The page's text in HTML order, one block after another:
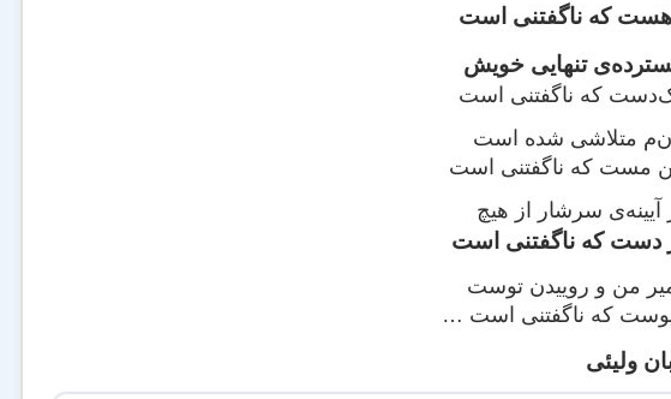
که ناگفتنی است
تنهایی خویش
که ناگفتنی است
متلاشی شده است
مست که ناگفتنی است
آیینه‌ی سرشار از هیچ
دست که ناگفتنی است
من و روییدن توست
که ناگفتنی است …
ولیئی